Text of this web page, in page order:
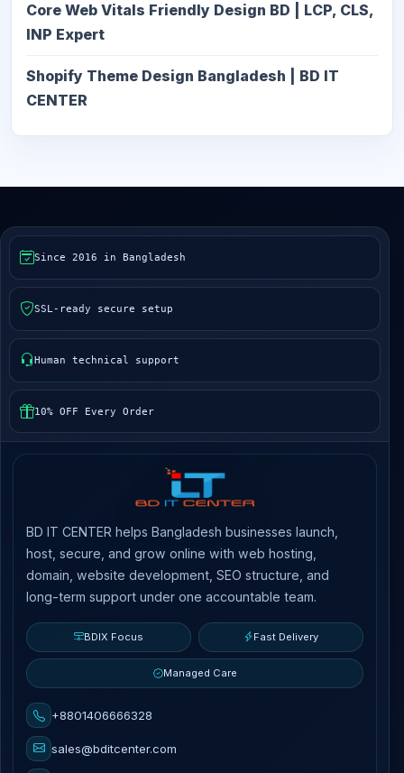
Core Web Vitals Friendly Design BD | LCP, CLS,
INP Expert
Shopify Theme Design Bangladesh | BD IT
CENTER
Since 2016 in Bangladesh
SSL-ready secure setup
Human technical support
10% OFF Every Order
BD IT CENTER helps Bangladesh businesses launch,
host, secure, and grow online with web hosting,
domain, website development, SEO structure, and
long-term support under one accountable team.
BDIX Focus Fast Delivery
Managed Care
+8801406666328
sales@bditcenter.com